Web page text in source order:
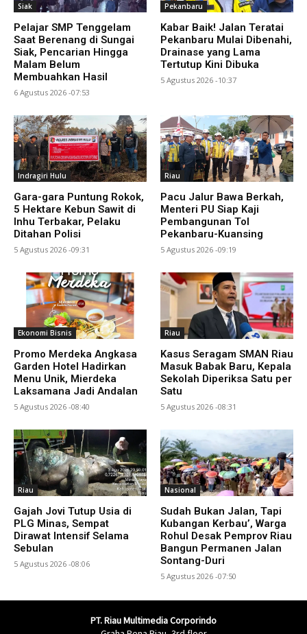
Siak
Pelajar SMP Tenggelam
Saat Berenang di Sungai
Siak, Pencarian Hingga
Malam Belum
Membuahkan Hasil
6 Agustus 2026 -07:53
Pekanbaru
Kabar Baik! Jalan Teratai
Pekanbaru Mulai Dibenahi,
Drainase yang Lama
Tertutup Kini Dibuka
5 Agustus 2026 -10:37
Indragiri Hulu
Gara-gara Puntung Rokok,
5 Hektare Kebun Sawit di
Inhu Terbakar, Pelaku
Ditahan Polisi
5 Agustus 2026 -09:31
Riau
Pacu Jalur Bawa Berkah,
Menteri PU Siap Kaji
Pembangunan Tol
Pekanbaru-Kuansing
5 Agustus 2026 -09:19
Ekonomi Bisnis
Promo Merdeka Angkasa
Garden Hotel Hadirkan
Menu Unik, Mierdeka
Laksamana Jadi Andalan
5 Agustus 2026 -08:40
Riau
Kasus Seragam SMAN Riau
Masuk Babak Baru, Kepala
Sekolah Diperiksa Satu per
Satu
5 Agustus 2026 -08:31
Riau
Gajah Jovi Tutup Usia di
PLG Minas, Sempat
Dirawat Intensif Selama
Sebulan
5 Agustus 2026 -08:06
Nasional
Sudah Bukan Jalan, Tapi
Kubangan Kerbau’, Warga
Rohul Desak Pemprov Riau
Bangun Permanen Jalan
Sontang-Duri
5 Agustus 2026 -07:50
PT. Riau Multimedia Corporindo